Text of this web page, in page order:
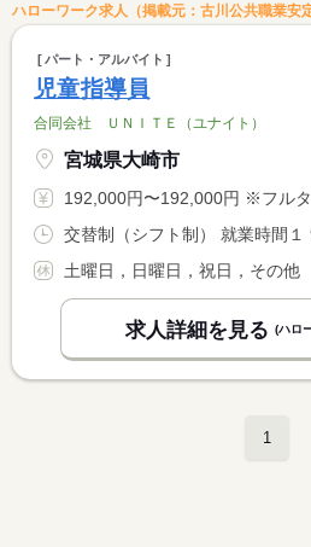
ハローワーク求人（掲載元：古川公共職業安定
パート・アルバイト
児童指導員
合同会社 ＵＮＩＴＥ（ユナイト）
宮城県大崎市
192,000円〜192,000円 ※フルタイム求人の場合は月額（換算額）、
土曜日，日曜日，祝日，その他
求人詳細を見る (ハロ
1